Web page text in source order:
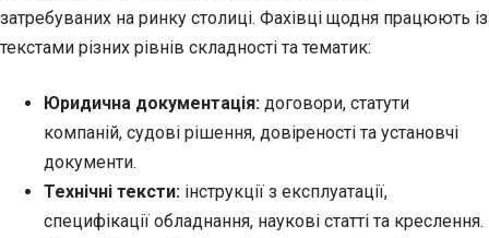
затребуваних на ринку столиці. Фахівці щодня працюють із
текстами різних рівнів складності та тематик:
Юридична документація: договори, статути
компаній, судові рішення, довіреності та установчі
документи.
Технічні тексти: інструкції з експлуатації,
специфікації обладнання, наукові статті та креслення.